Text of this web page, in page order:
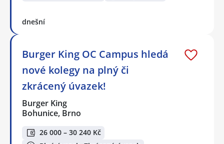
dnešní
Burger King OC Campus hledá
nové kolegy na plný či
zkrácený úvazek!
Burger King
Bohunice, Brno
26 000 – 30 240 Kč